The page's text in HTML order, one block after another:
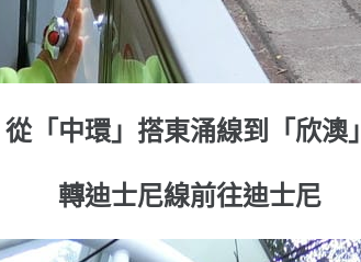
從「中環」搭東涌線到「欣澳」
轉迪士尼線前往迪士尼